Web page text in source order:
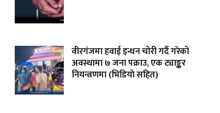
वीरगंजमा हवाई इन्धन चोरी गर्दै गरेको
अवस्थामा ७ जना पक्राउ, एक ट्याङ्कर
नियन्त्रणमा (भिडियाे सहित)